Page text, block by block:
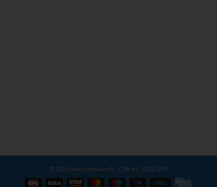
©2010 www.goblue.dk · CVR-nr: 31267250